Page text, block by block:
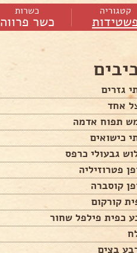
קטגוריה כשרות
כשר פרווה
גזרים
אחד
תפוח אדמה
כישואים
גבעולי כרפס
פטרוזיליה
קוסברה
קורקום
כפית פילפל שחור
בצים